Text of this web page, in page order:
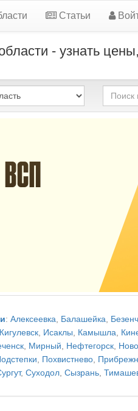
Статьи
- узнать
: Алексеевка, Балашейка,
, Исаклы, Камышла,
, Мирный, Нефтегорск,
, Похвистнево,
, Суходол, Сызрань,